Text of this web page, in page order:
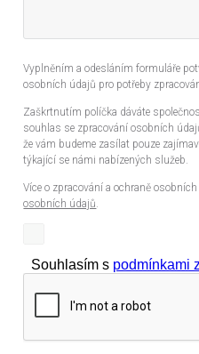
Vyplněním a odesláním formuláře
osobních údajů pro potřeby
Zaškrtnutím políčka dáváte
souhlas se zpracování osobních
že vám budeme zasílat pouze
týkající se námi nabízených služeb.
Více o zpracování a ochraně
osobních údajů.
Souhlasím s podmínkami